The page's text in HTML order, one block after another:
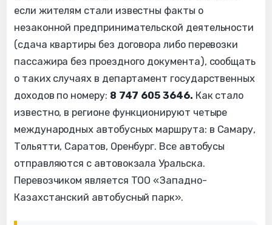
если жителям стали известны факты о
незаконной предпринимательской деятельности
(сдача квартиры без договора либо перевозки
пассажира без проездного документа), сообщать
о таких случаях в департамент государственных
доходов по номеру: 8 747 605 3646. Как стало
известно, в регионе функционируют четыре
международных автобусных маршрута: в Самару,
Тольятти, Саратов, Оренбург. Все автобусы
отправляются с автовокзала Уральска.
Перевозчиком является ТОО «Западно-
Казахстанский автобусный парк».